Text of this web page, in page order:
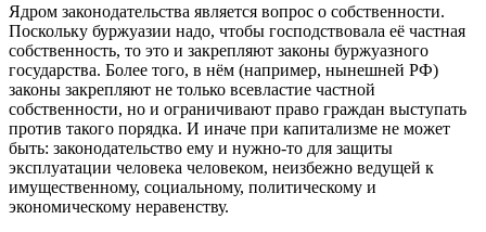
Ядром законодательства является вопрос о собственности.
Поскольку буржуазии надо, чтобы господствовала её частная
собственность, то это и закрепляют законы буржуазного
государства. Более того, в нём (например, нынешней РФ)
законы закрепляют не только всевластие частной
собственности, но и ограничивают право граждан выступать
против такого порядка. И иначе при капитализме не может
быть: законодательство ему и нужно-то для защиты
эксплуатации человека человеком, неизбежно ведущей к
имущественному, социальному, политическому и
экономическому неравенству.